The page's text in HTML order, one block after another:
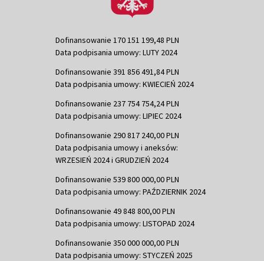
Dofinansowanie 170 151 199,48 PLN
Data podpisania umowy: LUTY 2024
Dofinansowanie 391 856 491,84 PLN
Data podpisania umowy: KWIECIEŃ 2024
Dofinansowanie 237 754 754,24 PLN
Data podpisania umowy: LIPIEC 2024
Dofinansowanie 290 817 240,00 PLN
Data podpisania umowy i aneksów:
WRZESIEŃ 2024 i GRUDZIEŃ 2024
Dofinansowanie 539 800 000,00 PLN
Data podpisania umowy: PAŹDZIERNIK 2024
Dofinansowanie 49 848 800,00 PLN
Data podpisania umowy: LISTOPAD 2024
Dofinansowanie 350 000 000,00 PLN
Data podpisania umowy: STYCZEŃ 2025